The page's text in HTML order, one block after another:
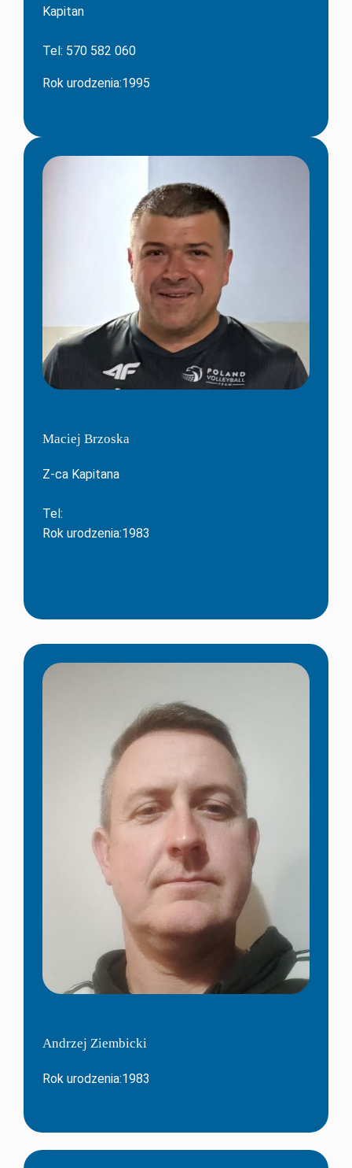
Kapitan
Tel: 570 582 060
Rok urodzenia:1995
Maciej Brzoska
Z-ca Kapitana
Tel:
Rok urodzenia:1983
Andrzej Ziembicki
Rok urodzenia:1983